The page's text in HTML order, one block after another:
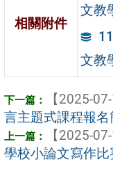
相關附件
文教
文教
【2025-07-
言主題式課程報名
【2025-07-
學校小論文寫作